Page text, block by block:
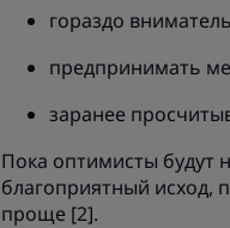
гораздо
предпринимать
заранее
Пока оптимисты будут
благоприятный исход,
проще [2].